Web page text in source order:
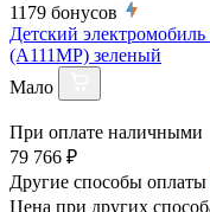
1179 бонусов
Детский
(A111MP) зеленый
Мало
При оплате наличными
79 766 ₽
Другие способы оплаты
Цена при других